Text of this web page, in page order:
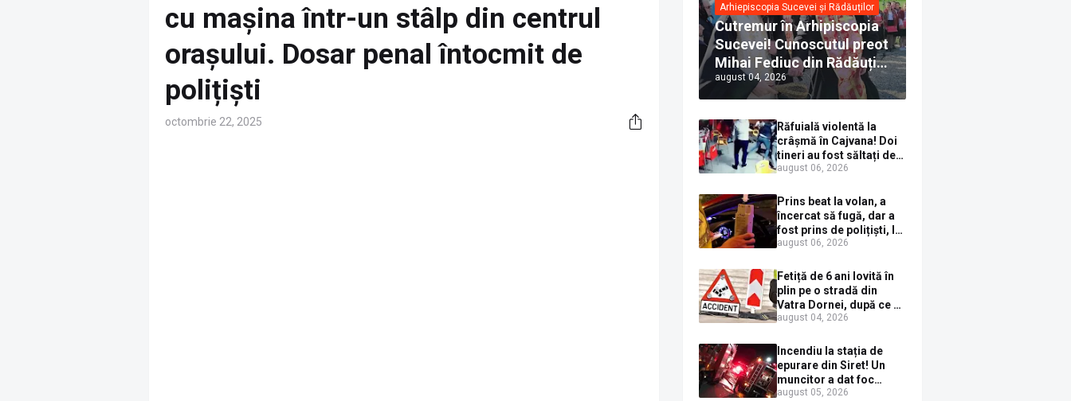
cu mașina într-un stâlp din centrul
orașului. Dosar penal întocmit de
polițiști
octombrie 22, 2025
Arhiepiscopia Sucevei și Rădăuților
Cutremur în Arhipiscopia
Sucevei! Cunoscutul preot
Mihai Fediuc din Rădăuți a
trecut la Biserica Creștină
Ortodoxă Valahă. ÎPS
Calinic anunță că îi
pregătește judecata
canonică
august 04, 2026
Răfuială violentă la
crâșmă în Cajvana! Doi
tineri au fost săltați de
polițiști după un scandal
distruse
august 06, 2026
Prins beat la volan, a
încercat să fugă, dar a
fost prins de polițiști, la
Dorna Candrenilor.
1,59 mg/l alcool pur în
aerul expirat
august 06, 2026
Fetiță de 6 ani lovită în
plin pe o stradă din
Vatra Dornei, după ce a
ieșit în fața mașinii prin
august 04, 2026
Incendiu la stația de
epurare din Siret! Un
muncitor a dat foc
pompelor de apă în timp
august 05, 2026